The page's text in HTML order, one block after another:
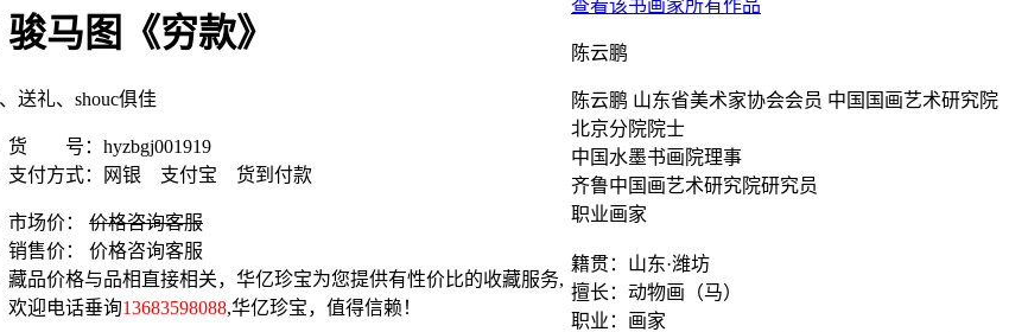
马图《穷款》
送礼、shouc俱佳
货 号： hyzbgj001919
支付方式：
网银 支付宝 货到付款
市场价：
价格咨询客服
销售价：
价格咨询客服
藏品价格与品相直接相关，华亿珍宝为您提供有性价比的收藏服务,
欢迎电话垂询13683598088,华亿珍宝，值得信赖！
查看该书画家所有作品
陈云鹏
陈云鹏 山东省美术家协会会员 中国国画艺术研究院
北京分院院士
中国水墨书画院理事
齐鲁中国画艺术研究院研究员
职业画家
籍贯：山东·潍坊
擅长：动物画（马）
职业：画家